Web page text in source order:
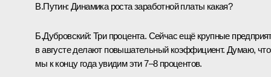
В.Путин: Динамика роста заработной платы какая?
Б.Дубровский: Три процента. Сейчас ещё крупные
в августе делают повышательный коэффициент. Думаю, что
мы к концу года увидим эти 7–8 процентов.